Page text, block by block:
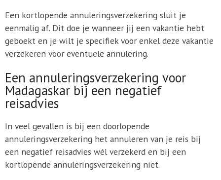
Een kortlopende annuleringsverzekering sluit je
eenmalig af. Dit doe je wanneer jij een vakantie hebt
geboekt en je wilt je specifiek voor enkel deze vakantie
verzekeren voor eventuele annulering.
Een annuleringsverzekering voor
Madagaskar bij een negatief
reisadvies
In veel gevallen is bij een doorlopende
annuleringsverzekering het annuleren van je reis bij
een negatief reisadvies wél verzekerd en bij een
kortlopende annuleringsverzekering niet.